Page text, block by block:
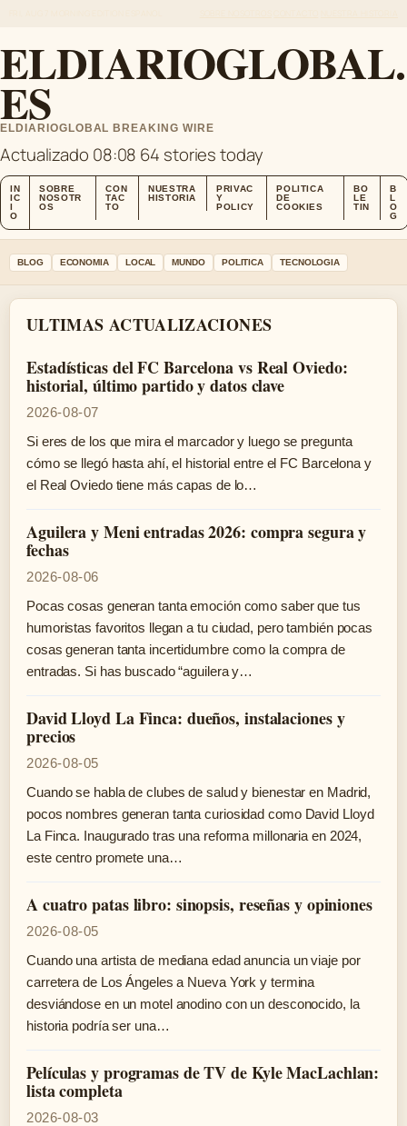
ELDIARIOGLOBAL.
ES
ELDIARIOGLOBAL BREAKING WIRE
Actualizado 08:08 64 stories today
IN
IC
I
O
SOBRE
NOSOTR
OS
CON
TAC
TO
NUESTRA
HISTORIA
PRIVAC
Y
POLICY
POLITICA
DE
COOKIES
BO
LE
TIN
B
L
O
G
BLOG ECONOMIA LOCAL MUNDO POLITICA TECNOLOGIA
ULTIMAS ACTUALIZACIONES
Estadísticas del FC Barcelona vs Real Oviedo:
historial, último partido y datos clave
2026-08-07
Si eres de los que mira el marcador y luego se pregunta
cómo se llegó hasta ahí, el historial entre el FC Barcelona y
el Real Oviedo tiene más capas de lo…
Aguilera y Meni entradas 2026: compra segura y
fechas
2026-08-06
Pocas cosas generan tanta emoción como saber que tus
humoristas favoritos llegan a tu ciudad, pero también pocas
cosas generan tanta incertidumbre como la compra de
entradas. Si has buscado “aguilera y…
David Lloyd La Finca: dueños, instalaciones y
precios
2026-08-05
Cuando se habla de clubes de salud y bienestar en Madrid,
pocos nombres generan tanta curiosidad como David Lloyd
La Finca. Inaugurado tras una reforma millonaria en 2024,
este centro promete una…
A cuatro patas libro: sinopsis, reseñas y opiniones
2026-08-05
Cuando una artista de mediana edad anuncia un viaje por
carretera de Los Ángeles a Nueva York y termina
desviándose en un motel anodino con un desconocido, la
historia podría ser una…
Películas y programas de TV de Kyle MacLachlan:
lista completa
2026-08-03